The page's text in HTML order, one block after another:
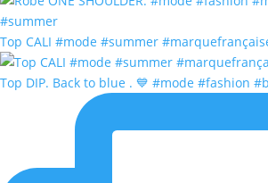
Top CALI #mode #summer
Top DIP. Back to blue . 💙 #mode #fashion